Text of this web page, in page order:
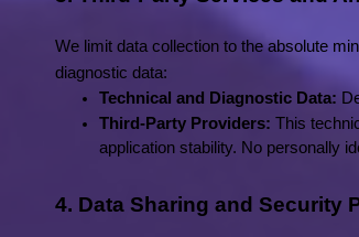
We limit data collection to the absolute
diagnostic data:
Technical and Diagnostic Data:
Third-Party Providers: This
application stability. No personally
4. Data Sharing and Security